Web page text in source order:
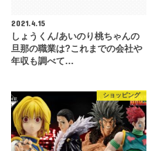
2021.4.15
しょうくん/あいのり桃ちゃんの
旦那の職業は?これまでの会社や
年収も調べて…
ショッピング